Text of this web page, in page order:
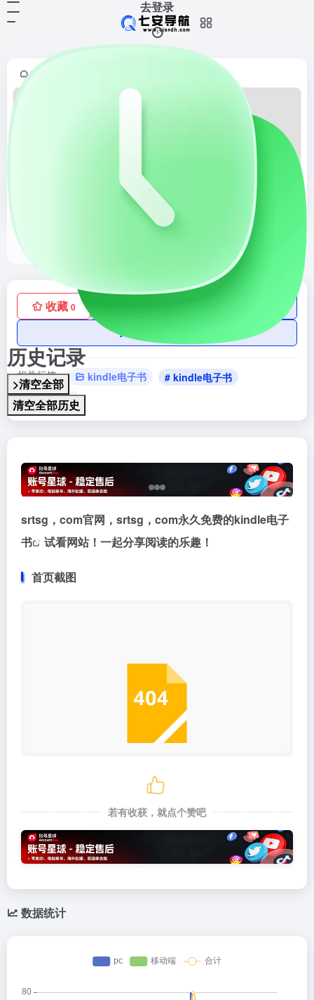
去登录
历史记录
>清空全部
清空全部历史
首页
收藏 0
AI账号购买
相关标签： kindle电子书
# kindle电子书
# 阅读期刊
srtsg，com官网，srtsg，com永久免费的kindle电子
书
试看网站！一起分享阅读的乐趣！
首页截图
若有收获，就点个赞吧
数据统计